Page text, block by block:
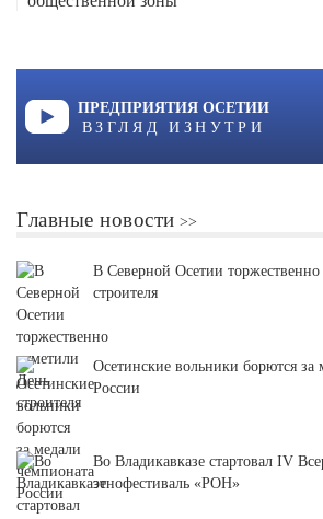
ПРЕДПРИЯТИЯ ОСЕТИИ
ВЗГЛЯД ИЗНУТРИ
Главные новости
В Северной Осетии
строителя
Осетинские вольники борются за
России
Во Владикавказе стартовал IV
этнофестиваль «РОН»